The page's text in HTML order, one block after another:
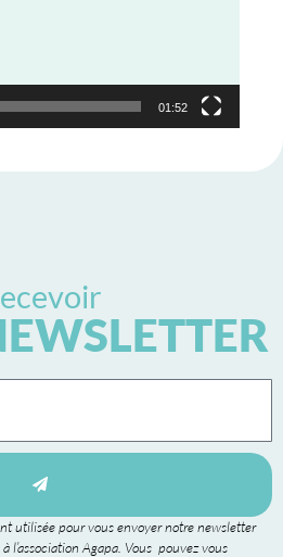
01:52
utilisée pour vous envoyer notre newsletter
l’association Agapa. Vous pouvez vous